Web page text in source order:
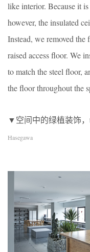
like interior. Because it
however, the insulated
Instead, we removed
raised access floor. We
to match the steel floor,
the floor throughout the
▼空间中的绿植装饰，
Hasegawa